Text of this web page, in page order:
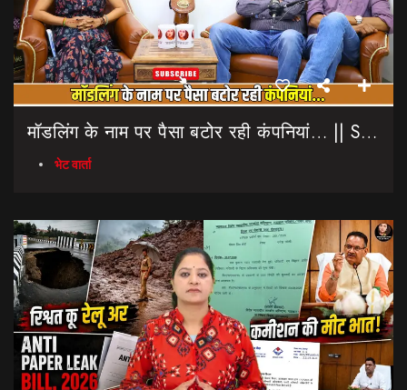
मॉडलिंग के नाम पर पैसा बटोर रही कंपनियां… || Sinmit Communications || Miss Uttarakhand 2026
भेट वार्ता